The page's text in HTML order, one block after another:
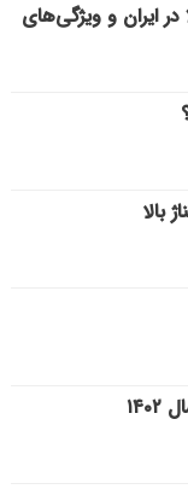
ایران و ویژگی‌های